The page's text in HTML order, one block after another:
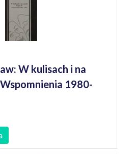
W kulisach i na
1980-